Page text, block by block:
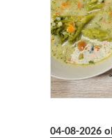
04-08-2026